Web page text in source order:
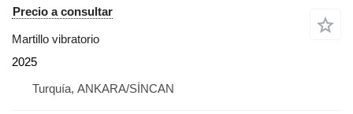
Precio a consultar
Martillo vibratorio
2025
Turquía, ANKARA/SİNCAN